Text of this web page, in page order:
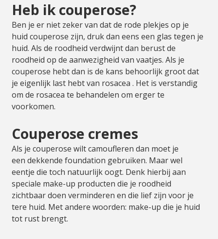
Heb ik couperose?
Ben je er niet zeker van dat de rode plekjes op je
huid couperose zijn, druk dan eens een glas tegen je
huid. Als de roodheid verdwijnt dan berust de
roodheid op de aanwezigheid van vaatjes. Als je
couperose hebt dan is de kans behoorlijk groot dat
je eigenlijk last hebt van rosacea . Het is verstandig
om de rosacea te behandelen om erger te
voorkomen.
Couperose cremes
Als je couperose wilt camoufleren dan moet je
een dekkende foundation gebruiken. Maar wel
eentje die toch natuurlijk oogt. Denk hierbij aan
speciale make-up producten die je roodheid
zichtbaar doen verminderen en die lief zijn voor je
tere huid. Met andere woorden: make-up die je huid
tot rust brengt.